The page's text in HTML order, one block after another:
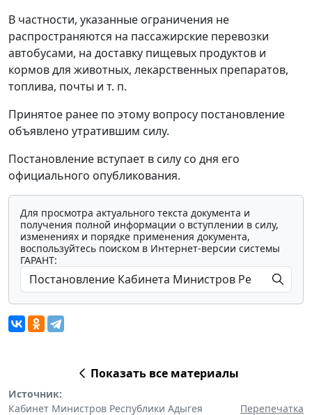
В частности, указанные ограничения не
распространяются на пассажирские перевозки
автобусами, на доставку пищевых продуктов и
кормов для животных, лекарственных препаратов,
топлива, почты и т. п.
Принятое ранее по этому вопросу постановление
объявлено утратившим силу.
Постановление вступает в силу со дня его
официального опубликования.
Для просмотра актуального текста документа и
получения полной информации о вступлении в силу,
изменениях и порядке применения документа,
воспользуйтесь поиском в Интернет-версии системы
ГАРАНТ:
Показать все материалы
Источник:
Кабинет Министров Республики Адыгея
Перепечатка